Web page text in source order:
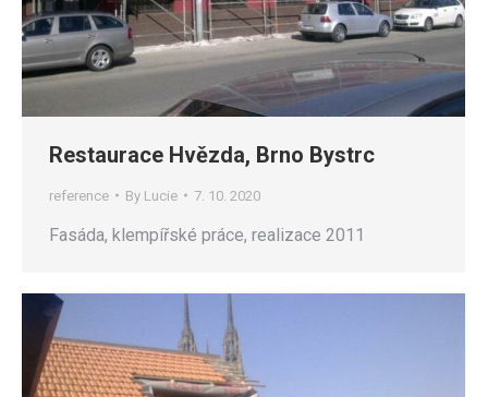
Restaurace Hvězda, Brno Bystrc
reference By Lucie 7. 10. 2020
Fasáda, klempířské práce, realizace 2011